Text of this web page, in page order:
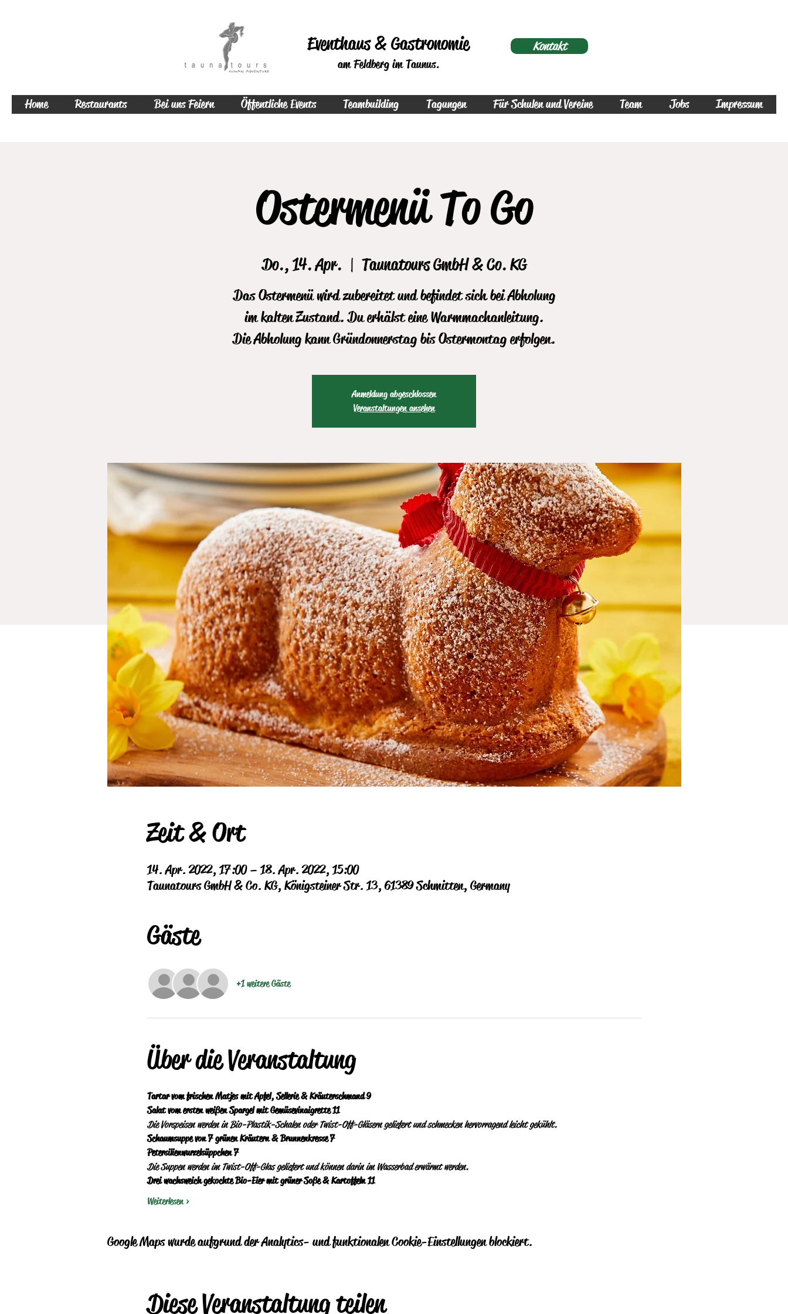
Kontakt
Eventhaus & Gastronomie
am Feldberg im Taunus.
Home Restaurants Bei uns Feiern Öffentliche Events Teambuilding Tagungen Für Schulen und Vereine Team Jobs Impressum
Ostermenü To Go
Do., 14. Apr.
  |
Taunatours GmbH & Co. KG
Das Ostermenü wird zubereitet und befindet sich bei Abholung
im kalten Zustand. Du erhälst eine Warmmachanleitung.
Die Abholung kann Gründonnerstag bis Ostermontag erfolgen.
Anmeldung abgeschlossen
Veranstaltungen ansehen
Zeit & Ort
14. Apr. 2022, 17:00 – 18. Apr. 2022, 15:00
Taunatours GmbH & Co. KG, Königsteiner Str. 13, 61389 Schmitten, Germany
Gäste
+1 weitere Gäste
Über die Veranstaltung
Tartar vom frischen Matjes mit Apfel, Sellerie & Kräuterschmand   9
Salat vom ersten weißen Spargel mit Gemüsevinaigrette    11
Die Vorspeisen werden in Bio-Plastik-Schalen oder Twist-Off-Gläsern geliefert und schmecken hervorragend leicht gekühlt.
Schaumsuppe von 7 grünen Kräutern & Brunnenkresse   7
Petersilienwurzelsüppchen   7
Die Suppen werden im Twist-Off-Glas geliefert und können darin im Wasserbad erwärmt werden.
Drei wachsweich gekochte Bio-Eier mit grüner Soße & Kartoffeln   11
Weiterlesen >
Google Maps wurde aufgrund der Analytics- und funktionalen Cookie-Einstellungen blockiert.
Diese Veranstaltung teilen